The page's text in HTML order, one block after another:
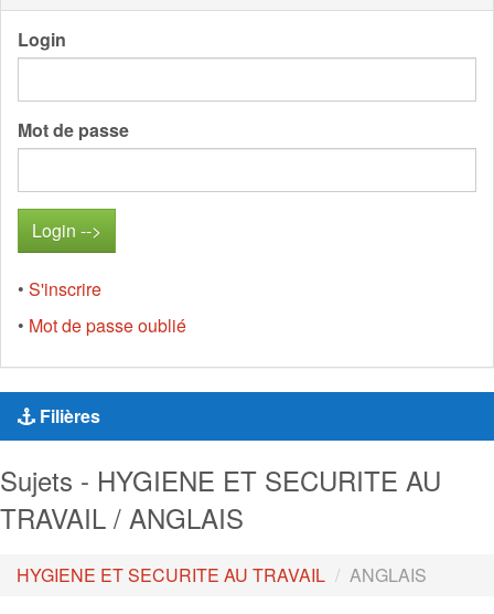
Login
Mot de passe
• S'inscrire
• Mot de passe oublié
Filières
Sujets - HYGIENE ET SECURITE AU
TRAVAIL / ANGLAIS
HYGIENE ET SECURITE AU TRAVAIL ANGLAIS